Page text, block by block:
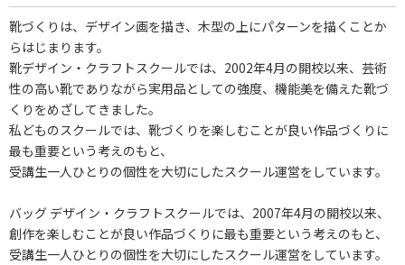
靴づくりは、デザイン画を描き、木型の上にパターンを描くことか
らはじまります。
靴デザイン・クラフトスクールでは、2002年4月の開校以来、芸術
性の高い靴でありながら実用品としての強度、機能美を備えた靴づ
くりをめざしてきました。
私どものスクールでは、靴づくりを楽しむことが良い作品づくりに
最も重要という考えのもと、
受講生一人ひとりの個性を大切にしたスクール運営をしています。
バッグ デザイン・クラフトスクールでは、2007年4月の開校以来、
創作を楽しむことが良い作品づくりに最も重要という考えのもと、
受講生一人ひとりの個性を大切にしたスクール運営をしています。